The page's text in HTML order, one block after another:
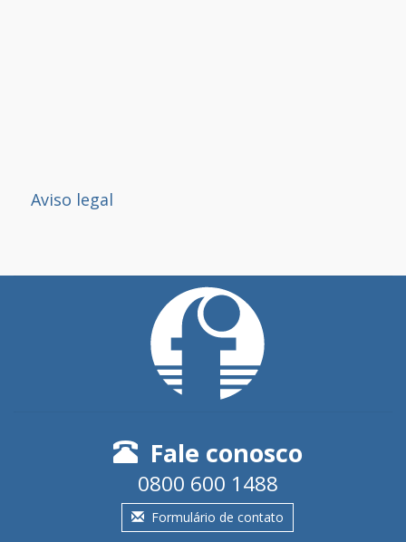
Aviso legal
Fale conosco
0800 600 1488
Formulário de contato